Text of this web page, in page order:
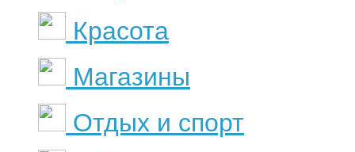
Красота
Магазины
Отдых и спорт